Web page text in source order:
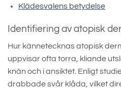
Klädesvalens betydelse
Identifiering av atopisk
Hur kännetecknas atopisk
uppvisar ofta torra, kliande
knän och i ansiktet. Enligt
drabbade svår klåda, vilket